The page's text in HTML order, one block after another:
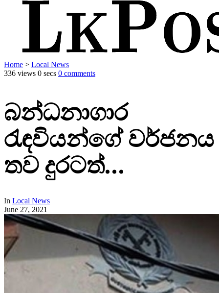
Home > Local News
336 views 0 secs 0 comments
බන්ධනාගාර
රැඳවියන්ගේ වර්ජනය
තව දුරටත්…
In Local News
June 27, 2021